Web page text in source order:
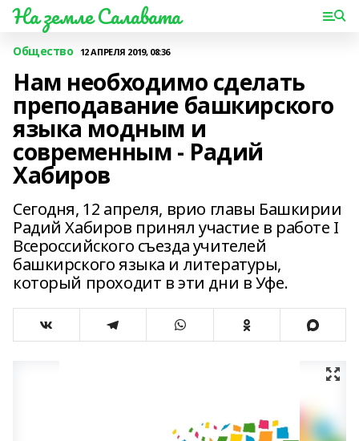
На земле Салавата
Общество 12 АПРЕЛЯ 2019, 08:36
Нам необходимо сделать
преподавание башкирского
языка модным и
современным - Радий
Хабиров
Сегодня, 12 апреля, врио главы Башкирии
Радий Хабиров принял участие в работе I
Всероссийского съезда учителей
башкирского языка и литературы,
который проходит в эти дни в Уфе.